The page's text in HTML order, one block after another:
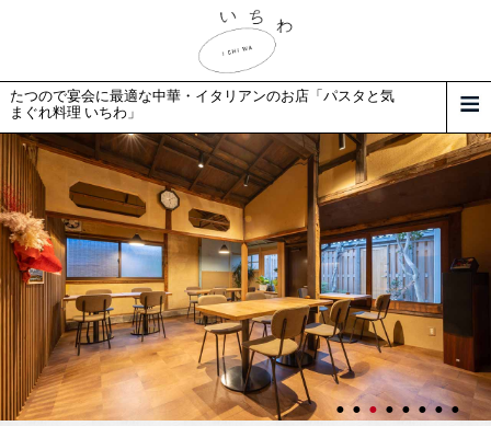
たつので宴会に最適な中華・イタリアンのお店「パスタと気
まぐれ料理 いちわ」